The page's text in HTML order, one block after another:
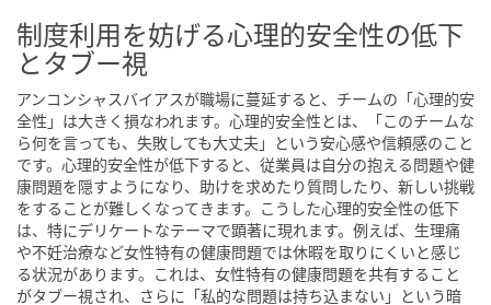
制度利用を妨げる心理的安全性の低下
とタブー視
アンコンシャスバイアスが職場に蔓延すると、チームの「心理的安
全性」は大きく損なわれます。心理的安全性とは、「このチームな
ら何を言っても、失敗しても大丈夫」という安心感や信頼感のこと
です。心理的安全性が低下すると、従業員は自分の抱える問題や健
康問題を隠すようになり、助けを求めたり質問したり、新しい挑戦
をすることが難しくなってきます。こうした心理的安全性の低下
は、特にデリケートなテーマで顕著に現れます。例えば、生理痛
や不妊治療など女性特有の健康問題では休暇を取りにくいと感じ
る状況があります。これは、女性特有の健康問題を共有すること
がタブー視され、さらに「私的な問題は持ち込まない」という暗